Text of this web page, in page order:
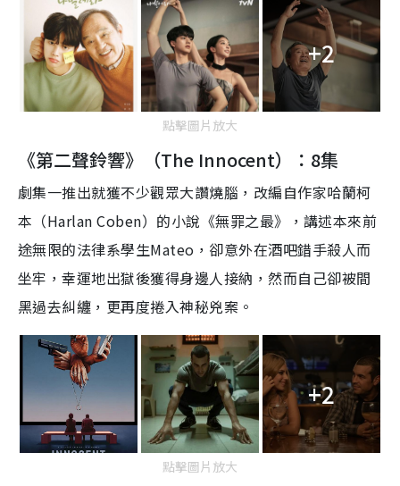
+2
點擊圖片放大
《第二聲鈴響》（The Innocent）：8集
劇集一推出就獲不少觀眾大讚燒腦，改編自作家哈蘭柯
本（Harlan Coben）的小說《無罪之最》，講述本來前
途無限的法律系學生Mateo，卻意外在酒吧錯手殺人而
坐牢，幸運地出獄後獲得身邊人接納，然而自己卻被間
黑過去糾纏，更再度捲入神秘兇案。
+2
點擊圖片放大